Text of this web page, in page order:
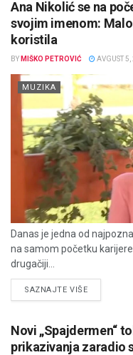
Ana Nikolić se na
svojim imenom:
koristila
BY MIŠKO PETROVIĆ AVGUST
MUZIKA
Danas je jedna od
na samom početku
drugačiji...
SAZNAJTE VIŠEDETAILS
Novi „Spajdermen“
prikazivanja zaradio